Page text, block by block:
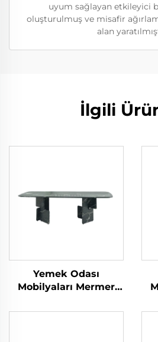
uyum sağlayan etkileyici
oluşturulmuş ve misafir
alan
İlgili
Yemek Odası
Mobilyaları Mermer